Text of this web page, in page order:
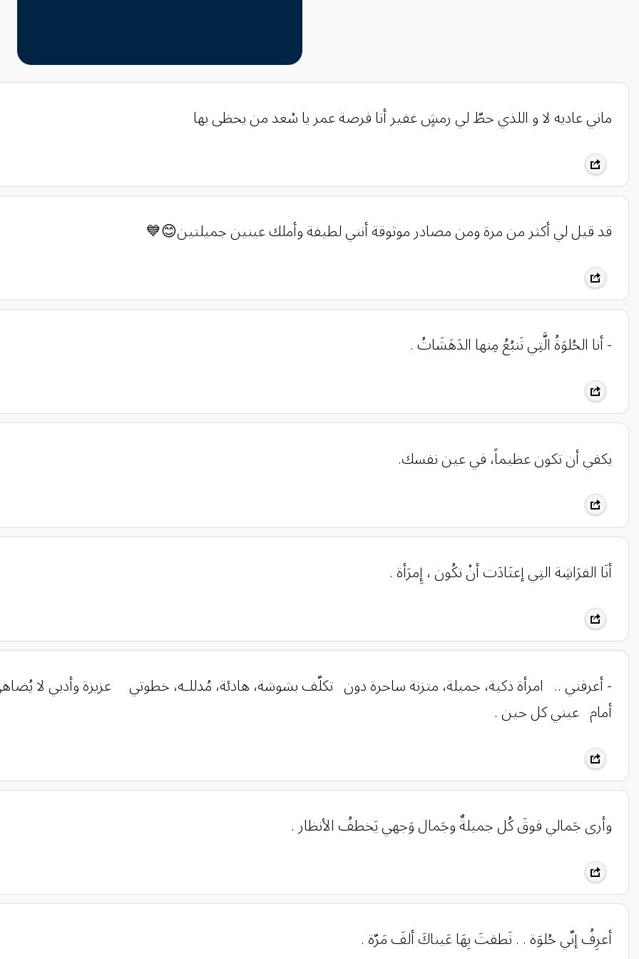
‏ماني عاديه لا و اللذي حطّ لي رمشٍ غفير أنا فرصة عمر يا سْعد من يحظى بها
قد قيل لي أكثر من مرة ومن مصادر موثوقة أنني لطيفة وأملك عينين جميلتين😊💙
- أنا الحُلوَةُ الَّتِي تَنبُعُ مِنها الدَهَشَاتُ .
يكفي أن تكون عظيماً، في عين نفسك.
أنَا الفرَاشِة التِي إعتَادَت أنْ تكُون ، إِمرَأة .
- أعرفني .. امرأة ذكية، جميلة، متزنة ساحرة دون تكلّف بشوشة، هادئة، مُدللـه، خطوتي عزيزة وأدبي لا
أمام عيني كل حين .
وأرى جَمالي فوقَ كُل جميلةٌ وجَمال وَجهي يَخطفُ الأنظار .
أعرِفُ إنّي حُلوَة . . نَطقتَ بِهَا عَيناكَ ألفَ مَرّة .